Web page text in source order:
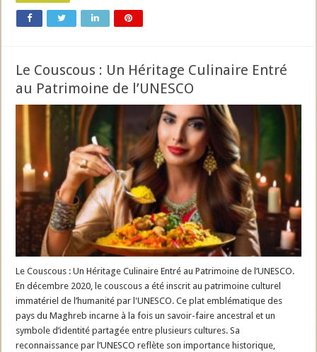
Le Couscous : Un Héritage Culinaire Entré
au Patrimoine de l’UNESCO
Le Couscous : Un Héritage Culinaire Entré au Patrimoine de l’UNESCO.
En décembre 2020, le couscous a été inscrit au patrimoine culturel
immatériel de l’humanité par l'UNESCO. Ce plat emblématique des
pays du Maghreb incarne à la fois un savoir-faire ancestral et un
symbole d’identité partagée entre plusieurs cultures. Sa
reconnaissance par l’UNESCO reflète son importance historique,